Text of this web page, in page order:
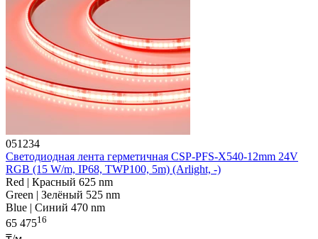
051234
Светодиодная лента герметичная CSP-PFS-X540-12mm 24V
RGB (15 W/m, IP68, TWP100, 5m) (Arlight, -)
Red | Красный 625 nm
Green | Зелёный 525 nm
Blue | Синий 470 nm
65 47516